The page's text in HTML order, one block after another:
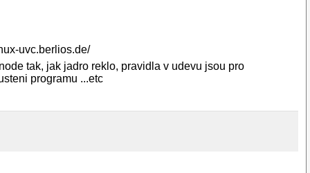
uvc.berlios.de/
tak, jak jadro reklo, pravidla v udevu jsou pro
programu ...etc